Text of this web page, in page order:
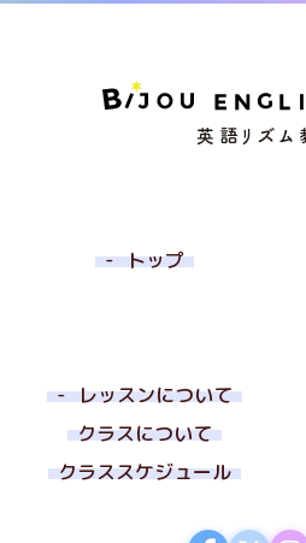
トップ
レッスンについて
クラスについて
クラススケジュール